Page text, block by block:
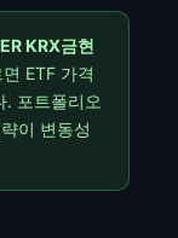
KRX금현
ETF 가격
. 포트폴리오
이 변동성